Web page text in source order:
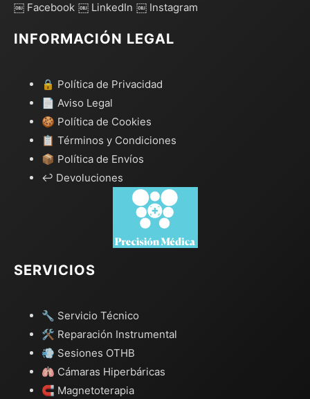
￼ Facebook ￼ LinkedIn ￼ Instagram
INFORMACIÓN LEGAL
🔒 Política de Privacidad
📄 Aviso Legal
🍪 Política de Cookies
📋 Términos y Condiciones
📦 Política de Envíos
↩️ Devoluciones
SERVICIOS
🔧 Servicio Técnico
🛠️ Reparación Instrumental
💨 Sesiones OTHB
🫁 Cámaras Hiperbáricas
🧲 Magnetoterapia